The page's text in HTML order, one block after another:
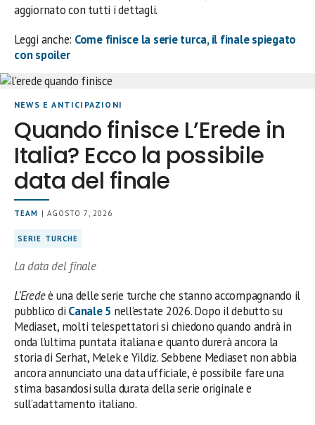
aggiornato con tutti i dettagli.
Leggi anche: Come finisce la serie turca, il finale spiegato
con spoiler
NEWS E ANTICIPAZIONI
Quando finisce L’Erede in
Italia? Ecco la possibile
data del finale
TEAM | AGOSTO 7, 2026
SERIE TURCHE
La data del finale
L’Eredeè una delle serie turche che stanno accompagnando il
pubblico di Canale 5 nell’estate 2026. Dopo il debutto su
Mediaset, molti telespettatori si chiedono quando andrà in
onda l’ultima puntata italiana e quanto durerà ancora la
storia di Serhat, Melek e Yildiz. Sebbene Mediaset non abbia
ancora annunciato una data ufficiale, è possibile fare una
stima basandosi sulla durata della serie originale e
sull’adattamento italiano.